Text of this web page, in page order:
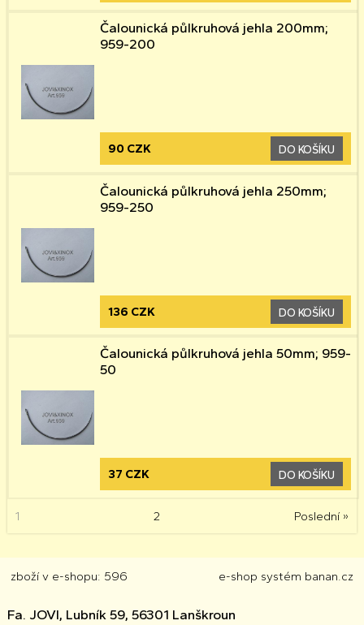
Čalounická půlkruhová jehla 200mm;
959-200
90 CZK DO KOŠÍKU
Čalounická půlkruhová jehla 250mm;
959-250
136 CZK DO KOŠÍKU
Čalounická půlkruhová jehla 50mm; 959-
50
37 CZK DO KOŠÍKU
1 2 Poslední »
zboží v e-shopu: 596 e-shop systém banan.cz
Fa. JOVI, Lubník 59, 56301 Lanškroun